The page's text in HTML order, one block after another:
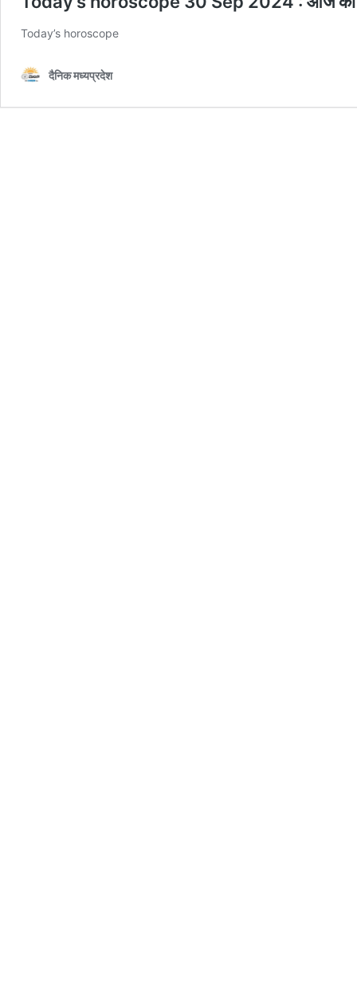
Today’s horoscope
दैनिक मध्यप्रदेश